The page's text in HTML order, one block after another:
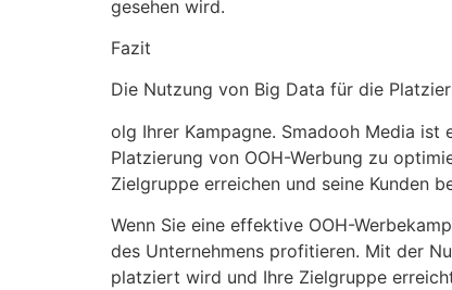
gesehen wird.
Fazit
Die Nutzung von Big Data für die
olg Ihrer Kampagne. Smadooh Media
Platzierung von OOH-Werbung zu
Zielgruppe erreichen und seine Kunden
Wenn Sie eine effektive OOH-
des Unternehmens profitieren. Mit der
platziert wird und Ihre Zielgruppe